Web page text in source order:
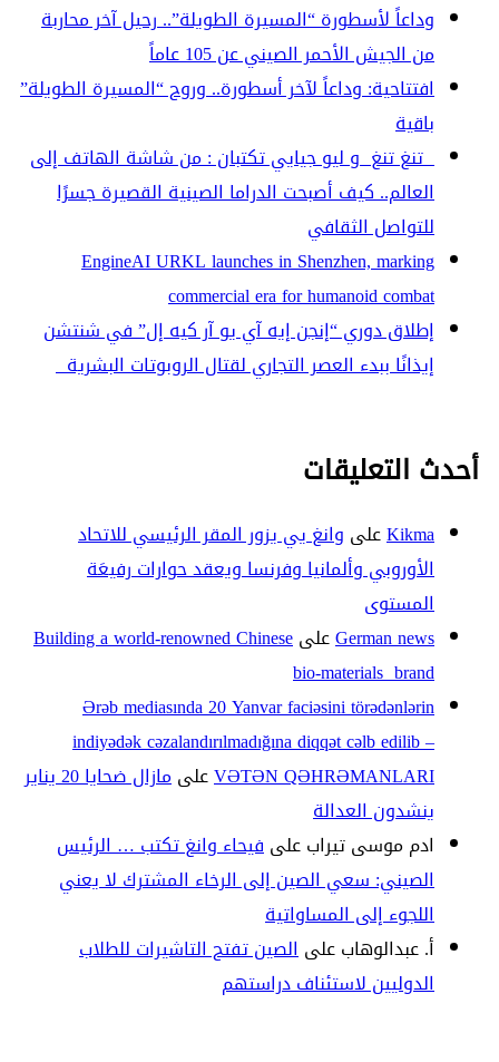
وداعاً لأسطورة “المسيرة الطويلة”.. رحيل آخر محاربة
من الجيش الأحمر الصيني عن 105 عاماً
افتتاحية: وداعاً لآخر أسطورة.. وروح “المسيرة الطويلة”
باقية
تنغ تنغ و ليو جيايي تكتبان : من شاشة الهاتف إلى
العالم.. كيف أصبحت الدراما الصينية القصيرة جسرًا
للتواصل الثقافي
EngineAI URKL launches in Shenzhen, marking
commercial era for humanoid combat
إطلاق دوري “إنجن إيه آي يو آر كيه إل” في شنتشن
إيذانًا ببدء العصر التجاري لقتال الروبوتات البشرية
أحدث التعليقات
Kikmaعلى وانغ يي يزور المقر الرئيسي للاتحاد
الأوروبي وألمانيا وفرنسا ويعقد حوارات رفيعَة
المستوى
German newsعلىBuilding a world-renowned Chinese
bio-materials brand
Ərəb mediasında 20 Yanvar faciəsini törədənlərin
indiyədək cəzalandırılmadığına diqqət cəlb edilib –
VƏTƏN QƏHRƏMANLARIعلى
مازال ضحايا 20 يناير
ينشدون العدالة
ادم موسى تيرابعلىفيحاء وانغ تكتب … الرئيس
الصيني: سعي الصين إلى الرخاء المشترك لا يعني
اللجوء إلى المساواتية
أ. عبدالوهابعلىالصين تفتح التاشيرات للطلاب
الدوليين لاستئناف دراستهم